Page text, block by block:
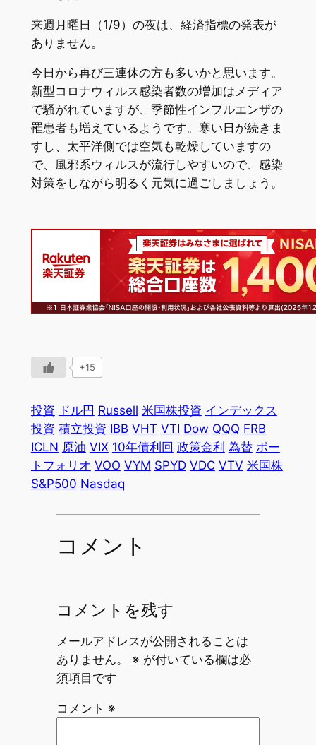
来週月曜日（1/9）の夜は、経済指標の発表が
ありません。
今日から再び三連休の方も多いかと思います。
新型コロナウィルス感染者数の増加はメディア
で騒がれていますが、季節性インフルエンザの
罹患者も増えているようです。寒い日が続きま
すし、太平洋側では空気も乾燥していますの
で、風邪系ウィルスが流行しやすいので、感染
対策をしながら明るく元気に過ごしましょう。
+15
投資 ドル円 Russell 米国株投資 インデックス
投資 積立投資 IBB VHT VTI Dow QQQ FRB
ICLN 原油 VIX 10年債利回 政策金利 為替 ポー
トフォリオ VOO VYM SPYD VDC VTV 米国株
S&P500 Nasdaq
コメント
コメントを残す
メールアドレスが公開されることは
ありません。
※ が付いている欄は必
須項目です
コメント ※